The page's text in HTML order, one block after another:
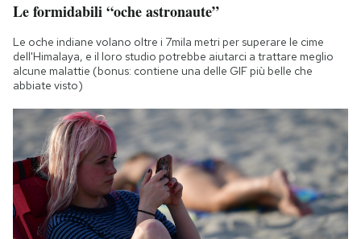
Le formidabili “oche astronaute”
Le oche indiane volano oltre i 7mila metri per superare le cime
dell'Himalaya, e il loro studio potrebbe aiutarci a trattare meglio
alcune malattie (bonus: contiene una delle GIF più belle che
abbiate visto)